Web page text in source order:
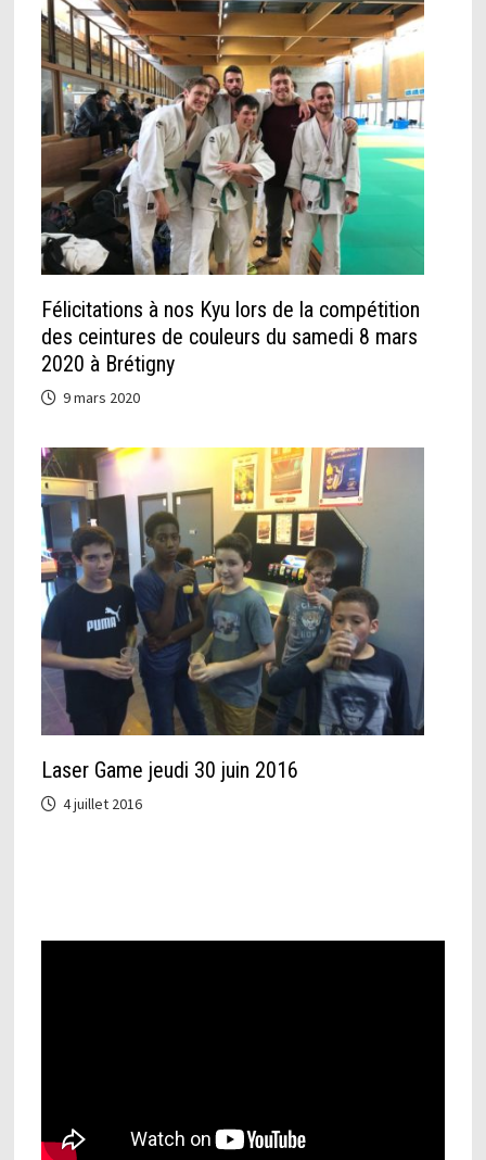
Félicitations à nos Kyu lors de la compétition
des ceintures de couleurs du samedi 8 mars
2020 à Brétigny
9 mars 2020
Laser Game jeudi 30 juin 2016
4 juillet 2016